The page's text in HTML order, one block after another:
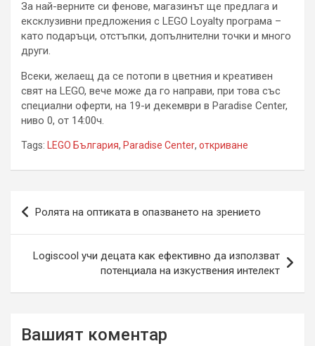
За най-верните си фенове, магазинът ще предлага и
ексклузивни предложения с LEGO Loyalty програма –
като подаръци, отстъпки, допълнителни точки и много
други.
Всеки, желаещ да се потопи в цветния и креативен
свят на LEGO, вече може да го направи, при това със
специални оферти, на 19-и декември в Paradise Center,
ниво 0, от 14:00ч.
Tags: LEGO България, Paradise Center, откриване
Навигация
Ролята на оптиката в опазването на зрението
Logiscool учи децата как ефективно да използват
потенциала на изкуствения интелект
Вашият коментар